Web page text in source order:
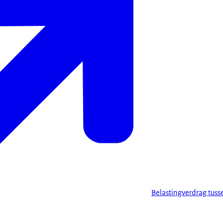
Belastingverdrag